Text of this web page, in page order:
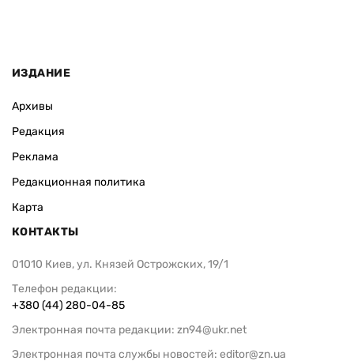
ИЗДАНИЕ
Архивы
Редакция
Реклама
Редакционная политика
Карта
КОНТАКТЫ
01010 Киев, ул. Князей Острожских, 19/1
Телефон редакции:
+380 (44) 280-04-85
Электронная почта редакции: zn94@ukr.net
Электронная почта службы новостей: editor@zn.ua